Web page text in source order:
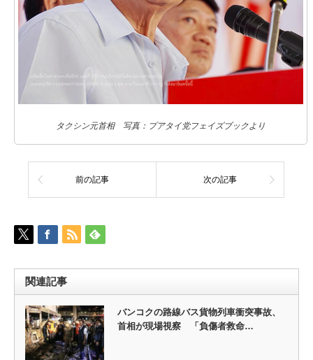
タクシン元首相 写真：プアタイ党フェイズブックより
前の記事 次の記事
関連記事
バンコクの路線バス貨物列車衝突事故、
首相が現場視察 「負傷者救命…